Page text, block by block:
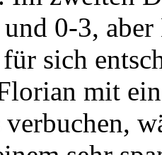
0-3, aber
sich
mit
verbuchen,